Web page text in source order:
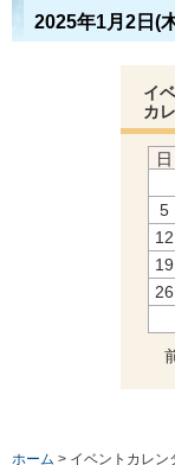
2025年1月2日(
イ
カ
日
5
12
19
26
ホーム > イベントカレン